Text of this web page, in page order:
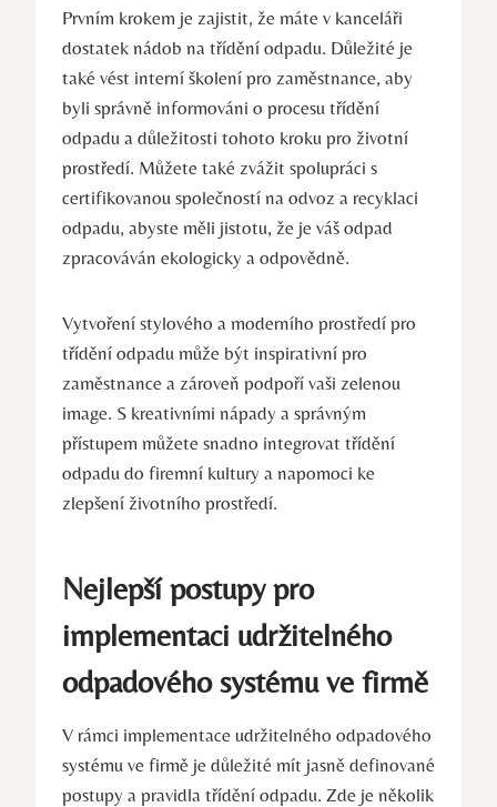
Prvním krokem je zajistit, že máte v kanceláři
dostatek nádob na třídění odpadu. Důležité je
také vést interní školení pro zaměstnance, aby
byli správně informováni o procesu třídění
odpadu a důležitosti tohoto kroku pro životní
prostředí. Můžete také zvážit spolupráci s
certifikovanou společností na odvoz a recyklaci
odpadu, abyste měli jistotu, že je váš odpad
zpracováván ekologicky a odpovědně.
Vytvoření stylového a moderního prostředí pro
třídění odpadu může být inspirativní pro
zaměstnance a zároveň podpoří vaši zelenou
image. S kreativními nápady a správným
přístupem můžete snadno integrovat třídění
odpadu do firemní kultury a napomoci ke
zlepšení životního prostředí.
Nejlepší postupy pro
implementaci udržitelného
odpadového systému ve firmě
V rámci implementace udržitelného odpadového
systému ve firmě je důležité mít jasně definované
postupy a pravidla třídění odpadu. Zde je několik